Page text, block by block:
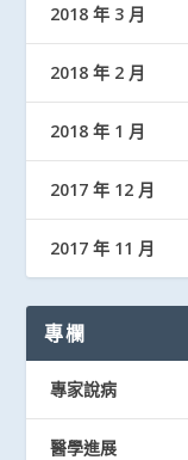
2018 年 3 月
2018 年 2 月
2018 年 1 月
2017 年 12 月
2017 年 11 月
專欄
專家說病
醫學進展